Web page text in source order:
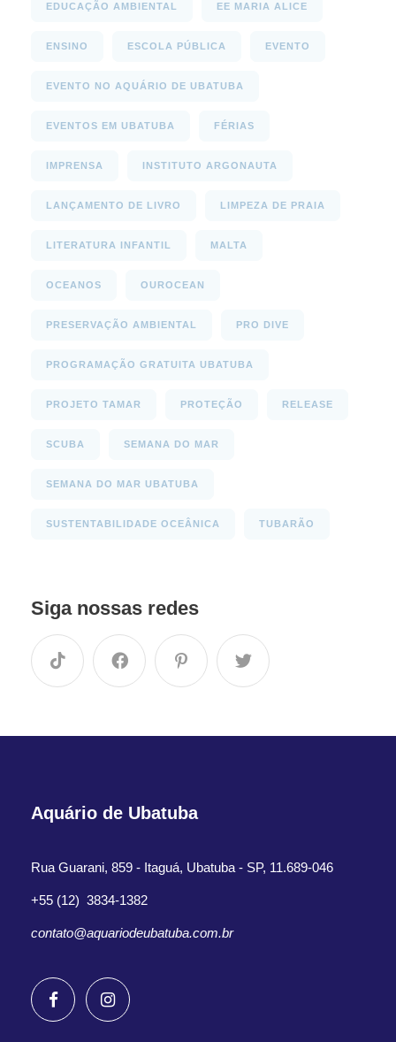
EDUCAÇÃO AMBIENTAL EE MARIA ALICE
ENSINO ESCOLA PÚBLICA EVENTO
EVENTO NO AQUÁRIO DE UBATUBA
EVENTOS EM UBATUBA FÉRIAS
IMPRENSA INSTITUTO ARGONAUTA
LANÇAMENTO DE LIVRO LIMPEZA DE PRAIA
LITERATURA INFANTIL MALTA
OCEANOS OUROCEAN
PRESERVAÇÃO AMBIENTAL PRO DIVE
PROGRAMAÇÃO GRATUITA UBATUBA
PROJETO TAMAR PROTEÇÃO RELEASE
SCUBA SEMANA DO MAR
SEMANA DO MAR UBATUBA
SUSTENTABILIDADE OCEÂNICA TUBARÃO
Siga nossas redes
Aquário de Ubatuba
Rua Guarani, 859 - Itaguá, Ubatuba - SP, 11.689-046
+55 (12) 3834-1382
contato@aquariodeubatuba.com.br